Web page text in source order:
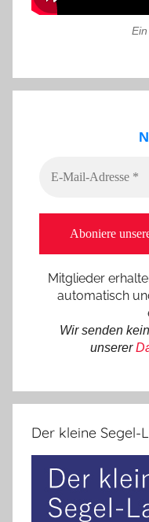
Ein
Mitglieder
automatisch
Wir senden
unserer
Der kleine Segel-